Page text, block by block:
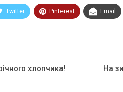
Twitter Pinterest Email
хлопчика!
На